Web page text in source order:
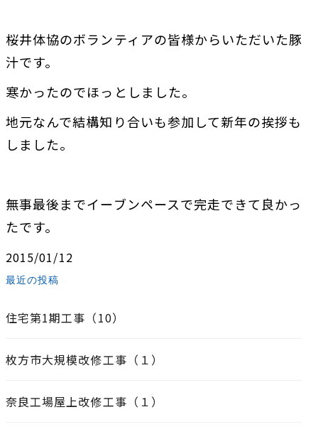
桜井体協のボランティアの皆様からいただいた豚
汁です。
寒かったのでほっとしました。
地元なんで結構知り合いも参加して新年の挨拶も
しました。
無事最後までイーブンペースで完走できて良かっ
たです。
2015/01/12
最近の投稿
住宅第1期工事（10）
枚方市大規模改修工事（１）
奈良工場屋上改修工事（１）